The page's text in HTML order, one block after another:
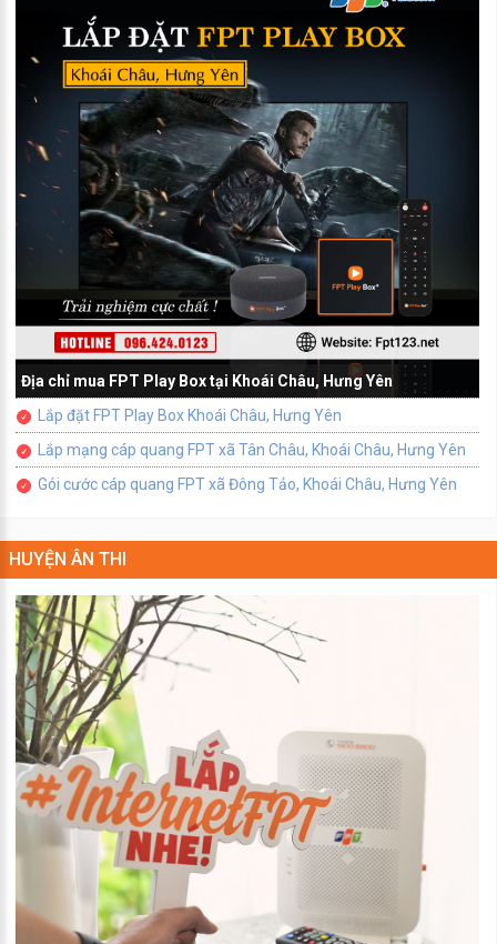
Địa chỉ mua FPT Play Box tại Khoái Châu, Hưng Yên
Lắp đặt FPT Play Box Khoái Châu, Hưng Yên
Lắp mạng cáp quang FPT xã Tân Châu, Khoái Châu, Hưng Yên
Gói cước cáp quang FPT xã Đông Tảo, Khoái Châu, Hưng Yên
HUYỆN ÂN THI